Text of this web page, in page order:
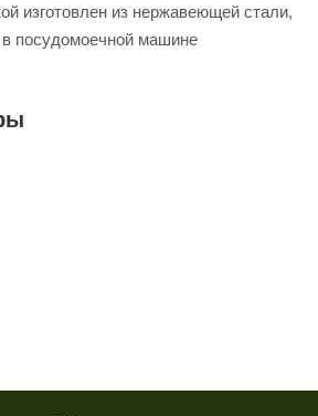
изготовлен из нержавеющей стали,
посудомоечной машине